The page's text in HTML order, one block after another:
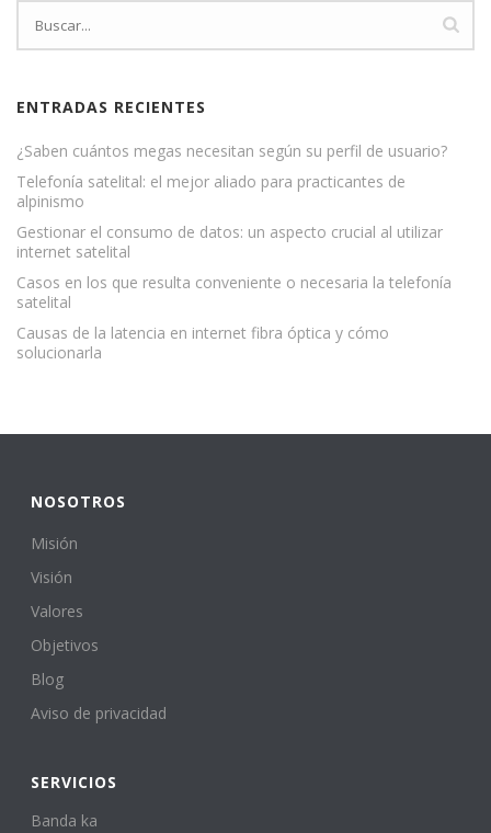
ENTRADAS RECIENTES
¿Saben cuántos megas necesitan según su perfil de usuario?
Telefonía satelital: el mejor aliado para practicantes de
alpinismo
Gestionar el consumo de datos: un aspecto crucial al utilizar
internet satelital
Casos en los que resulta conveniente o necesaria la telefonía
satelital
Causas de la latencia en internet fibra óptica y cómo
solucionarla
NOSOTROS
Misión
Visión
Valores
Objetivos
Blog
Aviso de privacidad
SERVICIOS
Banda ka